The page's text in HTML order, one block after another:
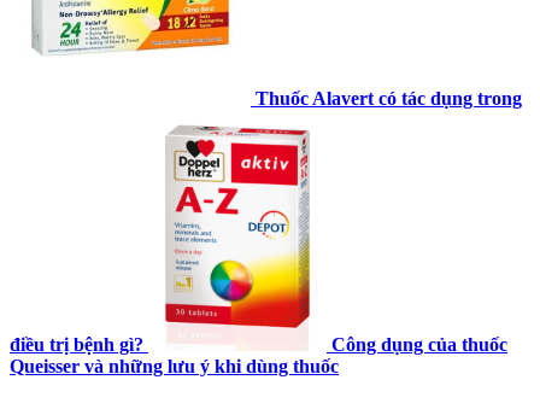
Thuốc Alavert có tác dụng trong
điều trị bệnh gì?
Công dụng của thuốc
Queisser và những lưu ý khi dùng thuốc